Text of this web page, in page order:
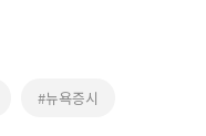
#뉴욕증시